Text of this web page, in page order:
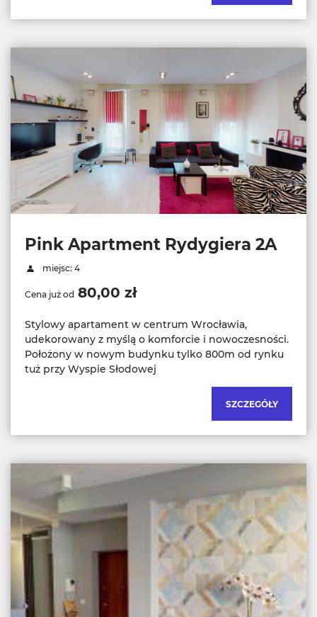
Pink Apartment Rydygiera 2A
miejsc: 4
Cena już od 80,00 zł
Stylowy apartament w centrum Wrocławia,
udekorowany z myślą o komforcie i nowoczesności.
Położony w nowym budynku tylko 800m od rynku
tuż przy Wyspie Słodowej
SZCZEGÓŁY